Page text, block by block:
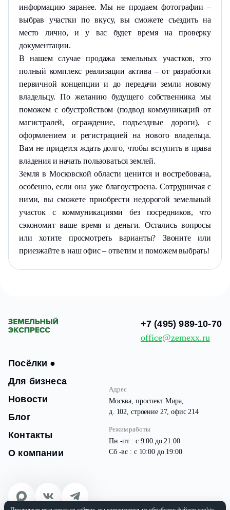
информацию заранее. Мы не продаем фотографии –
выбрав участки по вкусу, вы сможете съездить на
место лично, и у вас будет время на проверку
документации.
В нашем случае продажа земельных участков, это
полный комплекс реализации актива – от разработки
первичной концепции и до передачи земли новому
владельцу. По желанию будущего собственника мы
поможем с обустройством (подвод коммуникаций от
магистралей, ограждение, подъездные дороги), с
оформлением и регистрацией на нового владельца.
Вам не придется ждать долго, чтобы вступить в права
владения и начать пользоваться землей.
Земля в Московской области ценится и востребована,
особенно, если она уже благоустроена. Сотрудничая с
ними, вы сможете приобрести недорогой земельный
участок с коммуникациями без посредников, что
сэкономит ваше время и деньги. Остались вопросы
или хотите просмотреть варианты? Звоните или
приезжайте в наш офис – ответим и поможем выбрать!
Посёлки ●
Для бизнеса
Новости
Блог
Контакты
О компании
Адрес
Москва, проспект Мира,
д. 102, строение 27, офис 214
Режим работы
Пн -пт : с 9:00 до 21:00
Сб -вс : с 10:00 до 19:00
+7 (495) 989-10-70
office@zemexx.ru